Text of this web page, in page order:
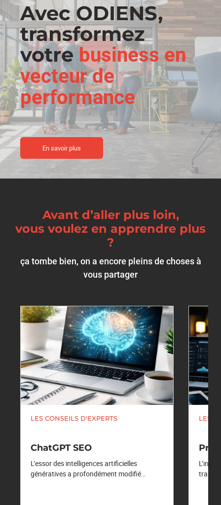
Avec ODIENS,
transformez
votrebusiness en
vecteur de
performance
En savoir plus
Avant d’aller plus loin,
vous voulez en apprendre plus
?
ça tombe bien, on a encore pleins de choses à
vous partager
LES CONSEILS D'EXPERTS
ChatGPT SEO
L’essor des intelligences artificielles
génératives a profondément modifié…
LES